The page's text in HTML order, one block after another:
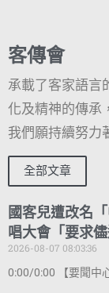
客傳會
承載了客家語言
化及精神的傳承
我們願持續努力
全部文章
國客兒遭改名
唱大會「要求儘
2026-08-07 08:03:36
0:00/0:00 【要聞中